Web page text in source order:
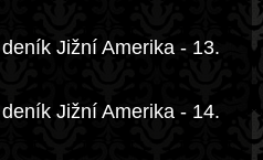
Jižní Amerika - 13.
Jižní Amerika - 14.